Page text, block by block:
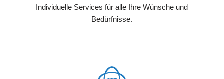
Individuelle Services für alle Ihre Wünsche und
Bedürfnisse.